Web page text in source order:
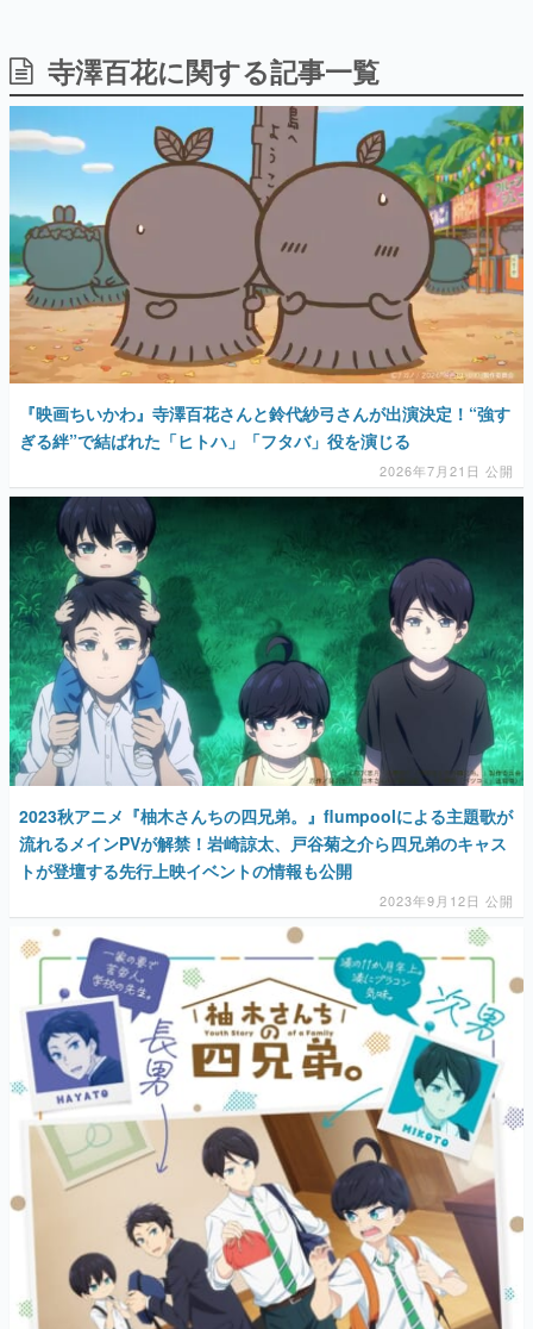
日本のモバイルゲーム史における主要なトピック・タイト
ルを網羅するほか、開発者へのインタビューや識者による
解説を掲載。約20年の歴史が一望できる決定版！
若ゲのいたり〜ゲームクリエイターの青春〜
『うつヌケ』『ペンと箸』等で知られるマンガ家・田中圭
一先生によるゲーム業界レポートマンガです。
なんでゲームは面白い？
ゲーム開発者・hamatsu氏がゲームの魅力を画面や操作の
具体的な形から解き明かしていく、硬派で骨太な評論連載
です。
ゲームが変えた日本語
「経験値」「裏技」「ラスボス」… ゲームにまつわる言葉
の起源や用法の変遷を、コンピューター文化史研究家・タ
イニーP氏が徹底調査。
カテゴリ
特集記事
マンガ
女性向け
アプリレビュー
その他
電ファミニコゲーマーとは？
運営：株式会社マレ
『映画ちいかわ』寺澤百花さんと鈴代紗弓さんが出演決定！“強す
ぎる絆”で結ばれた「ヒトハ」「フタバ」役を演じる
2026年7月21日 公開
2023秋アニメ『柚木さんちの四兄弟。』flumpoolによる主題歌が
流れるメインPVが解禁！岩崎諒太、戸谷菊之介ら四兄弟のキャス
トが登壇する先行上映イベントの情報も公開
2023年9月12日 公開